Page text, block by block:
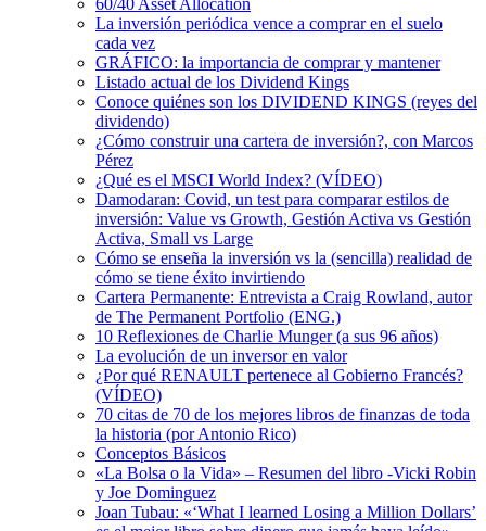
60/40 Asset Allocation
La inversión periódica vence a comprar en el suelo
cada vez
GRÁFICO: la importancia de comprar y mantener
Listado actual de los Dividend Kings
Conoce quiénes son los DIVIDEND KINGS (reyes del
dividendo)
¿Cómo construir una cartera de inversión?, con Marcos
Pérez
¿Qué es el MSCI World Index? (VÍDEO)
Damodaran: Covid, un test para comparar estilos de
inversión: Value vs Growth, Gestión Activa vs Gestión
Activa, Small vs Large
Cómo se enseña la inversión vs la (sencilla) realidad de
cómo se tiene éxito invirtiendo
Cartera Permanente: Entrevista a Craig Rowland, autor
de The Permanent Portfolio (ENG.)
10 Reflexiones de Charlie Munger (a sus 96 años)
La evolución de un inversor en valor
¿Por qué RENAULT pertenece al Gobierno Francés?
(VÍDEO)
70 citas de 70 de los mejores libros de finanzas de toda
la historia (por Antonio Rico)
Conceptos Básicos
«La Bolsa o la Vida» – Resumen del libro -Vicki Robin
y Joe Dominguez
Joan Tubau: «‘What I learned Losing a Million Dollars’